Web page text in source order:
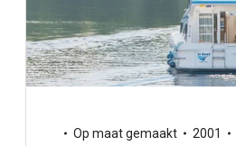
Op maat gemaakt 2001